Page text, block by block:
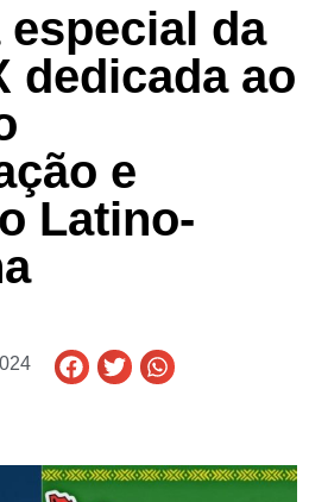
especial da
dedicada ao
e
Latino-